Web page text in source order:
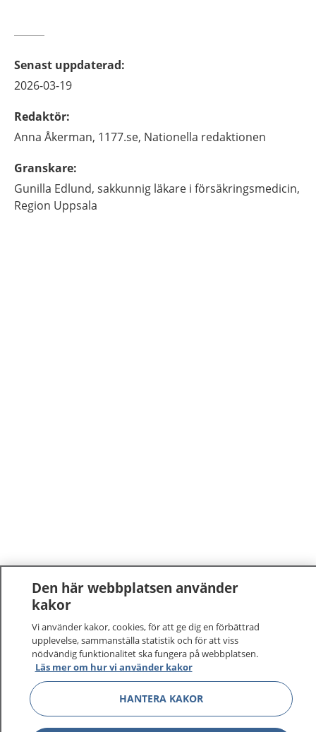
Senast uppdaterad:
2026-03-19
Redaktör:
Anna Åkerman, 1177.se, Nationella redaktionen
Granskare:
Gunilla Edlund, sakkunnig läkare i försäkringsmedicin,
Region Uppsala
1177 –tryggt om din hälsa och vård
På 1177.se får du råd om hälsa och information om
sjukdomar och vilka mottagningar du kan kontakta.
Logga in för att läsa din journal och göra dina
vårdärenden. Ring telefonnummer 1177 för
sjukvårdsrådgivning dygnet runt.
1177 ger dig råd när du vill må bättre.
Den här webbplatsen använder
kakor
Vi använder kakor, cookies, för att ge dig en förbättrad
upplevelse, sammanställa statistik och för att viss
nödvändig funktionalitet ska fungera på webbplatsen.
Läs mer om hur vi använder kakor
HANTERA KAKOR